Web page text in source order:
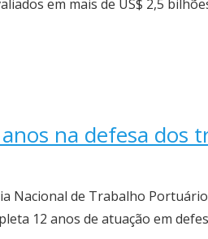
em mais de US$ 2,5
na defesa dos
Nacional de Trabalho
12 anos de atuação em